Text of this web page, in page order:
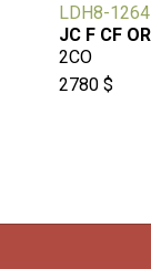
LDH8-1264
JC F CF
2CO
2780 $